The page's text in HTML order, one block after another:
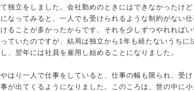
て独立をしました。会社勤めのときにはできなかったけど
になってみると、一人でも受けられるような制約がない
けることが多かったからです。それを少しずつやれれば
っていたのですが、結局は独立から1年も経たないうちに
し、翌年には社員を雇用し始めることになりました。
やはり一人で仕事をしていると、仕事の幅も限られ、受
事が出てくるようになりました。このころは、世の中に